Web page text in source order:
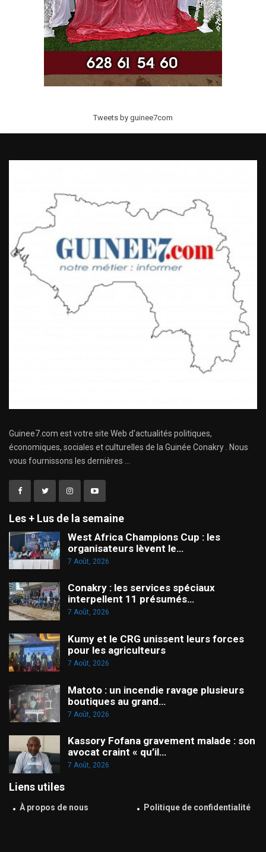
Tweets by guinee7com
Guinee7.com est votre site Web d'actualités politiques,
économiques, sociales et culturelles de la Guinée Conakry . Nous
vous fournissons les dernières ...
Les + Lus de la semaine
West Africa Champions Cup : les
organisateurs lèvent le…
7 Août, 2026
Conakry : les services spéciaux
interpellent 11 présumés…
7 Août, 2026
Kumy et le CRG unissent leurs forces
pour les agriculteurs
7 Août, 2026
Matoto : un incendie ravage plusieurs
boutiques au grand…
7 Août, 2026
Kassory Fofana gravement malade : son
avocat craint « qu’il…
7 Août, 2026
Liens utiles
À propos de nous Politique de confidentialité